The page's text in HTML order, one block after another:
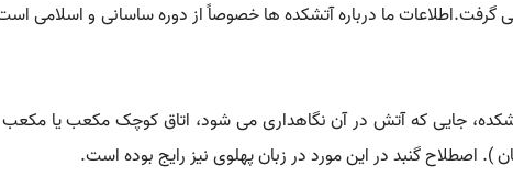
گرفت.اطلاعات ما درباره آتشکده ها خصوصاً از دوره ساسانی و اسلامی
جایی که آتش در آن نگاهداری می شود، اتاق کوچک مکعب یا مکعب
). اصطلاح گنبد در این مورد در زبان پهلوی نیز رایج بوده است.